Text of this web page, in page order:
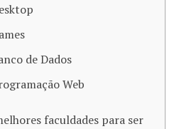
de Dados
Web
faculdades para ser